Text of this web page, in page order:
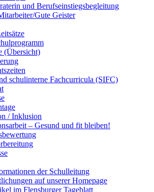
und Berufseinstiegsbegleitung
Gute Geister
(Übersicht)
schulinterne Fachcurricula (SIFC)
/ Inklusion
– Gesund und fit bleiben!
der Schulleitung
auf unserer Homepage
im Flensburger Tageblatt